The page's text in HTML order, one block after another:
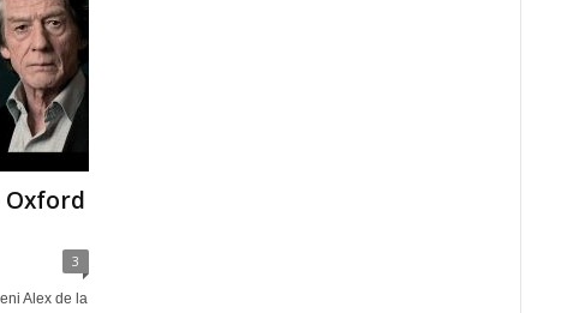
Oxford
3
Alex de la